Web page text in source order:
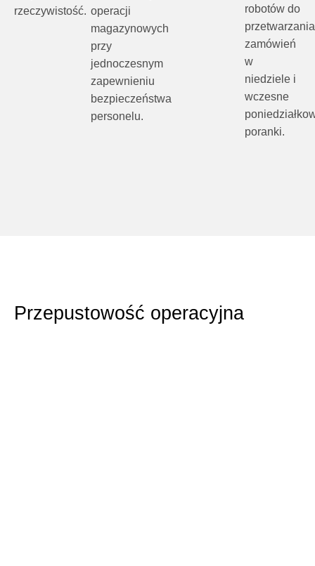
rzeczywistość. operacji
magazynowych
przy
jednoczesnym
zapewnieniu
bezpieczeństwa
personelu.
robotów do
przetwarzania
zamówień
w
niedziele i
wczesne
poranki.
Przepustowość operacyjna